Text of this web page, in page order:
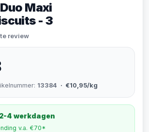
Maxi
- 3
review
13384 · €10,95/kg
4 werkdagen
v.a. €70*